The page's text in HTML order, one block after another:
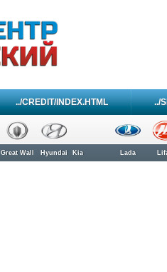
../CREDIT/INDEX.HTML ../
Great Wall Hyundai Kia Lada